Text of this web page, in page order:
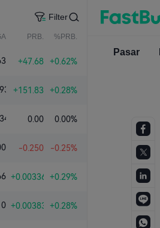
Filter
PRB. %PRB.
+47.68 +0.62%
+151.83 +0.28%
0.00 0.00%
-0.250 -0.25%
+0.00336 +0.29%
+0.00383 +0.28%
Cari
Pasar